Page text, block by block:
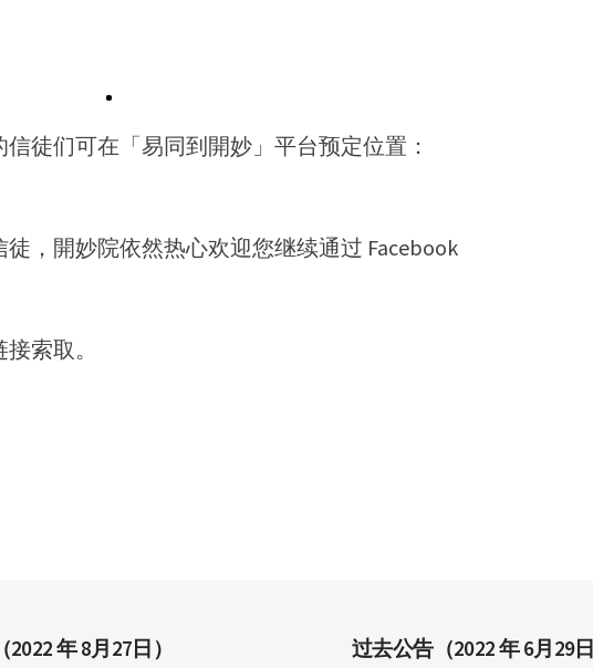
信徒们可在「易同到開妙」平台预定位置：
，開妙院依然热心欢迎您继续通过 Facebook
接索取。
年 8月27日） 过去公告（2022 年 6月29日